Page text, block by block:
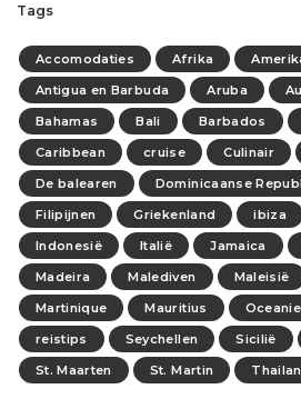
Tags
Accomodaties Afrika
Antigua en Barbuda
Aruba
Bahamas
Bali Barbados
Caribbean
cruise Culinair
De balearen
Dominicaanse
Filipijnen
Griekenland ibiza
Indonesië
Italië Jamaica
Madeira
Malediven Maleisië
Martinique
Mauritius Oceanie
reistips
Seychellen Sicilië
St. Maarten
St. Martin